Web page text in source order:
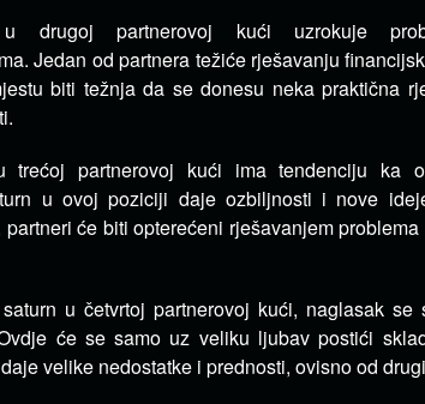
drugoj partnerovoj kući uzrokuje
Jedan od partnera težiće rješavanju
biti težnja da se donesu neka praktična
trećoj partnerovoj kući ima tendenciju ka
u ovoj poziciji daje ozbiljnosti i nove
će biti opterećeni rješavanjem
u četvrtoj partnerovoj kući, naglasak
će se samo uz veliku ljubav postići
velike nedostatke i prednosti, ovisno od